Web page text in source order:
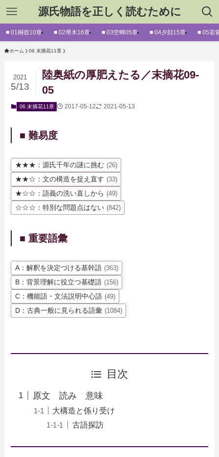
源氏物語を正しく読むために
■ 01桐壺10章 ■ 02帚木16章 ■ 03空蝉05章 ■ 04夕顔15章 ■ 05若
ホーム 06 末摘花11章
陸奥紙の厚肥えたる／末摘花09-
05
2021
5/13
06 末摘花11章 2017-05-12 2021-05-13
■ 難易度
★★★：源氏千年の謎に挑む (26)
★★☆：文の構造を捉え直す (33)
★☆☆：語義の洗い直しから (49)
☆☆☆：特別な問題点はない (842)
■ 重要語彙
A：解釈を決定づける基幹語 (363)
B：背景理解に役立つ基礎語 (156)
C：機能語・文法説明中心語 (49)
D：古典一般に見られる語彙 (1084)
目次
原文 読み 意味
大構造と係り受け
古語探訪